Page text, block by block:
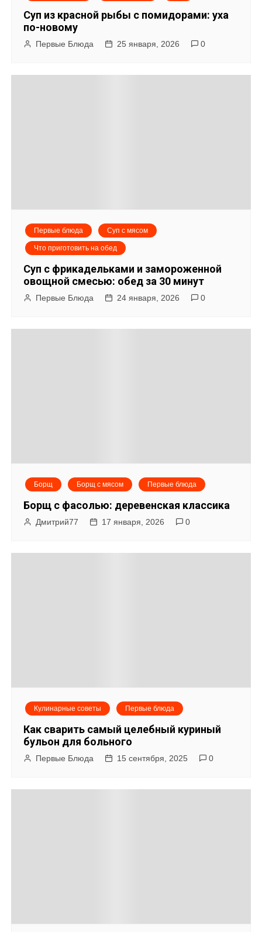
м
Суп из красной рыбы с помидорами: уха
по-новому
Первые Блюда 25 января, 2026 0
Первые блюда Суп с мясом
Что приготовить на обед
Суп с фрикадельками и замороженной
овощной смесью: обед за 30 минут
Первые Блюда 24 января, 2026 0
Борщ Борщ с мясом Первые блюда
Борщ с фасолью: деревенская классика
Дмитрий77 17 января, 2026 0
Кулинарные советы Первые блюда
Как сварить самый целебный куриный
бульон для больного
Первые Блюда 15 сентября, 2025 0